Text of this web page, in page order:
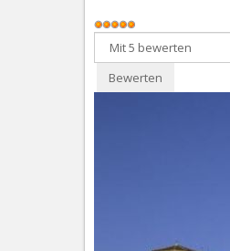
Bewertung:
Bitte
bewerten